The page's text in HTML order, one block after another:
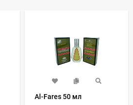
Al-Fares 50 мл